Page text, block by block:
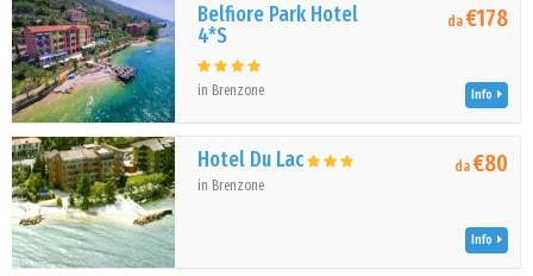
Belfiore Park Hotel
4*S
in Brenzone
da€178
Info
Hotel Du Lac
in Brenzone
da€80
Info